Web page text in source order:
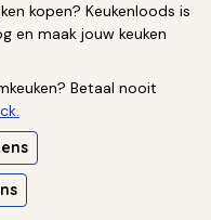
kopen? Keukenloods is
en maak jouw keuken
Betaal nooit